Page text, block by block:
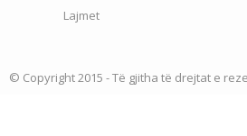
Lajmet
© Copyright 2015 - Të gjitha të drejtat e